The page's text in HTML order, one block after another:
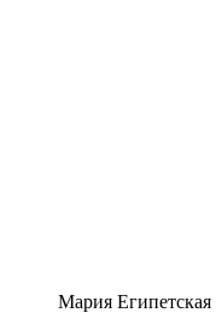
Мария Египетская